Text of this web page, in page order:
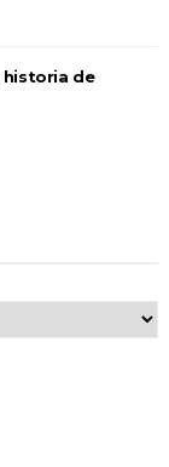
historia de